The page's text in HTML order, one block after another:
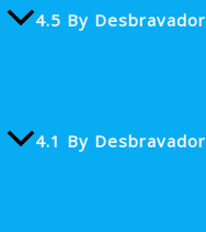
4.5 By Desbravador
4.1 By Desbravador